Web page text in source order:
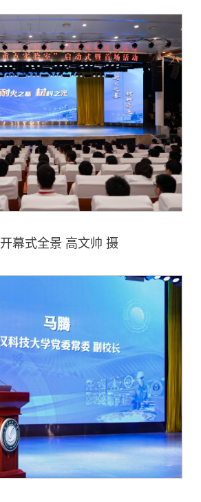
开幕式全景 高文帅 摄